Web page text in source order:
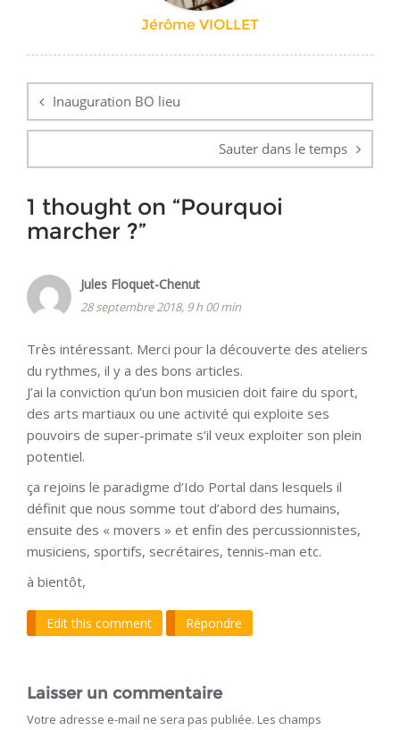
Jérôme VIOLLET
de
l’article
Inauguration BO lieu
Sauter dans le temps
1 thought on “Pourquoi
marcher ?”
Jules Floquet-Chenut
28 septembre 2018, 9 h 00 min
Très intéressant. Merci pour la découverte des ateliers
du rythmes, il y a des bons articles.
J’ai la conviction qu’un bon musicien doit faire du sport,
des arts martiaux ou une activité qui exploite ses
pouvoirs de super-primate s’il veux exploiter son plein
potentiel.
ça rejoins le paradigme d’Ido Portal dans lesquels il
définit que nous somme tout d’abord des humains,
ensuite des « movers » et enfin des percussionnistes,
musiciens, sportifs, secrétaires, tennis-man etc.
à bientôt,
Edit this comment Répondre
Laisser un commentaire
Votre adresse e-mail ne sera pas publiée. Les champs